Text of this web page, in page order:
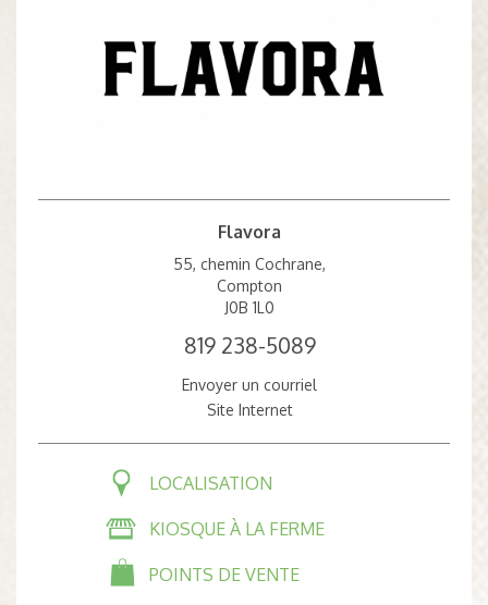
Flavora
55, chemin Cochrane,
Compton
J0B 1L0
819 238-5089
Envoyer un courriel
Site Internet
LOCALISATION
KIOSQUE À LA FERME
POINTS DE VENTE